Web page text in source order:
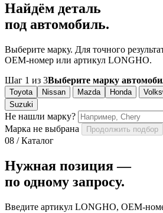
Найдём деталь
под автомобиль.
Выберите марку. Для точного
OEM-номер или артикул LONGHO.
Шаг 1 из 3Выберите марку
Toyota Nissan Mazda Honda
Suzuki
Не нашли марку?
Марка не выбрана
Продолжить подбор
08 / Каталог
Нужная позиция —
по одному запросу.
Введите артикул LONGHO, OEM-